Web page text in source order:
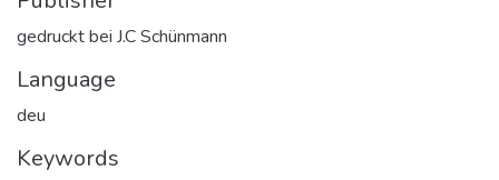
gedruckt bei J.C Schünmann
Language
deu
Keywords